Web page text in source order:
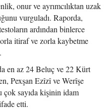
onur ve ayrımcılıktan uzak
vurguladı. Raporda,
ardından binlerce
itiraf ve zorla kaybetme
en az 24 Beluç ve 22 Kürt
Pexşan Ezîzî ve Werîşe
çok sayıda kişinin idam
etti.